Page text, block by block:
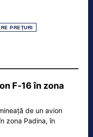
PREȚURI
F‑16 în zona
de un avion
zona Padina, în